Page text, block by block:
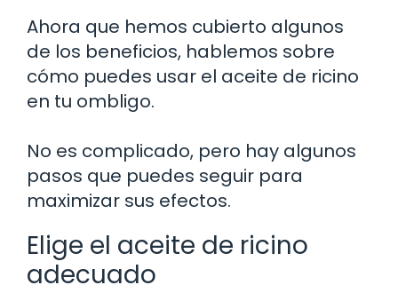
Ahora que hemos cubierto algunos
de los beneficios, hablemos sobre
cómo puedes usar el aceite de ricino
en tu ombligo.
No es complicado, pero hay algunos
pasos que puedes seguir para
maximizar sus efectos.
Elige el aceite de ricino
adecuado